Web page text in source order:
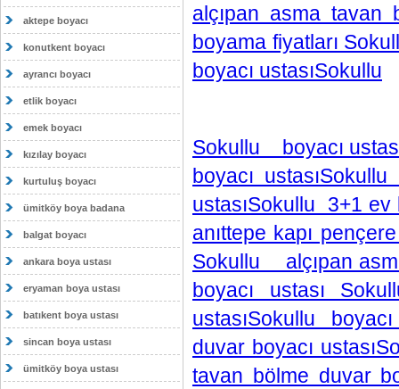
aktepe boyacı
konutkent boyacı
ayrancı boyacı
etlik boyacı
emek boyacı
kızılay boyacı
kurtuluş boyacı
ümitköy boya badana
balgat boyacı
ankara boya ustası
eryaman boya ustası
batıkent boya ustası
sincan boya ustası
ümitköy boya ustası
alçıpan asma tavan
boyama fiyatları
boyacı ustasıSokullu
Sokullu boyacı
boyacı
ustasıSokullu 3+1 ev
anıttepe kapı
Sokullu alçıpan
boyacı ustası
ustasıSokullu
duvar boyacı
tavan bölme duvar